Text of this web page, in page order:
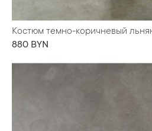
Костюм темно-коричневый
880 BYN